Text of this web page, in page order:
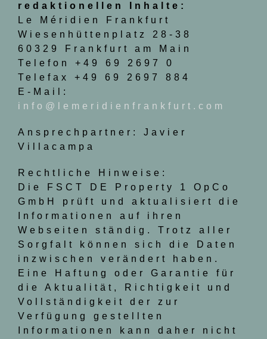
redaktionellen Inhalte:
Le Méridien Frankfurt
Wiesenhüttenplatz 28-38
60329 Frankfurt am Main
Telefon +49 69 2697 0
Telefax +49 69 2697 884
E-Mail:
info@lemeridienfrankfurt.com
Ansprechpartner: Javier
Villacampa
Rechtliche Hinweise:
Die FSCT DE Property 1 OpCo
GmbH prüft und aktualisiert die
Informationen auf ihren
Webseiten ständig. Trotz aller
Sorgfalt können sich die Daten
inzwischen verändert haben.
Eine Haftung oder Garantie für
die Aktualität, Richtigkeit und
Vollständigkeit der zur
Verfügung gestellten
Informationen kann daher nicht